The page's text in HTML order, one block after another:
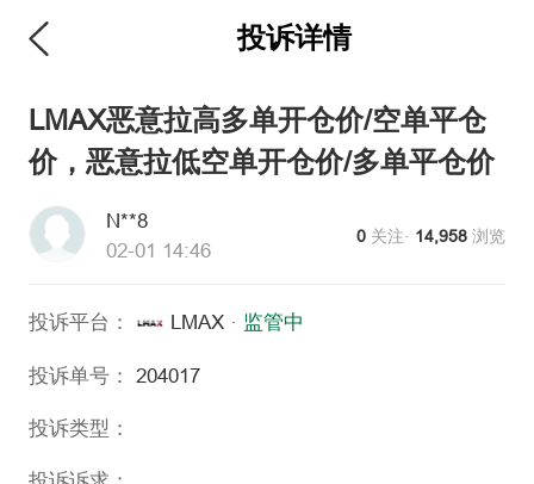
投诉详情
LMAX恶意拉高多单开仓价/空单平仓
价，恶意拉低空单开仓价/多单平仓价
N**8
02-01 14:46
0 关注· 14,958 浏览
投诉平台： LMAX· 监管中
投诉单号： 204017
投诉类型：